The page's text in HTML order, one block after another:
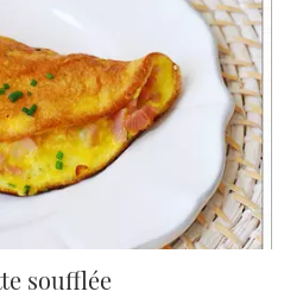
soufflée